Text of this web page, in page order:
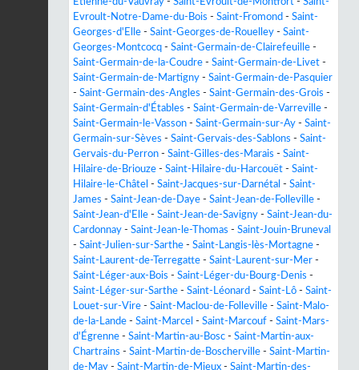
Evroult-Notre-Dame-du-Bois - Saint-Fromond - Saint-
Georges-d'Elle - Saint-Georges-de-Rouelley - Saint-
Georges-Montcocq - Saint-Germain-de-Clairefeuille -
Saint-Germain-de-la-Coudre - Saint-Germain-de-Livet -
Saint-Germain-de-Martigny - Saint-Germain-de-Pasquier
- Saint-Germain-des-Angles - Saint-Germain-des-Grois -
Saint-Germain-d'Étables - Saint-Germain-de-Varreville -
Saint-Germain-le-Vasson - Saint-Germain-sur-Ay - Saint-
Germain-sur-Sèves - Saint-Gervais-des-Sablons - Saint-
Gervais-du-Perron - Saint-Gilles-des-Marais - Saint-
Hilaire-de-Briouze - Saint-Hilaire-du-Harcouët - Saint-
Hilaire-le-Châtel - Saint-Jacques-sur-Darnétal - Saint-
James - Saint-Jean-de-Daye - Saint-Jean-de-Folleville -
Saint-Jean-d'Elle - Saint-Jean-de-Savigny - Saint-Jean-du-
Cardonnay - Saint-Jean-le-Thomas - Saint-Jouin-Bruneval
- Saint-Julien-sur-Sarthe - Saint-Langis-lès-Mortagne -
Saint-Laurent-de-Terregatte - Saint-Laurent-sur-Mer -
Saint-Léger-aux-Bois - Saint-Léger-du-Bourg-Denis -
Saint-Léger-sur-Sarthe - Saint-Léonard - Saint-Lô - Saint-
Louet-sur-Vire - Saint-Maclou-de-Folleville - Saint-Malo-
de-la-Lande - Saint-Marcel - Saint-Marcouf - Saint-Mars-
d'Égrenne - Saint-Martin-au-Bosc - Saint-Martin-aux-
Chartrains - Saint-Martin-de-Boscherville - Saint-Martin-
de-May - Saint-Martin-de-Mieux - Saint-Martin-des-